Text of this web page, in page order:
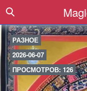
РАЗНОЕ
2026-06-07
ПРОСМОТРОВ: 126